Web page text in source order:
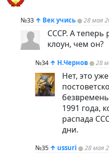
№33 ↑ Век учись 28 мая
СССР. А
клоун, чем он?
№34 ↑ Н.Чернов 28
Нет, это
1991 года,
распада
дни.
№35 ↑ ussuri 28 мая